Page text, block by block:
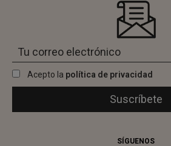
Acepto la política de privacidad
SÍGUENOS